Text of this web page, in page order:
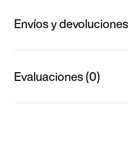
Envíos y devoluciones
Evaluaciones (0)